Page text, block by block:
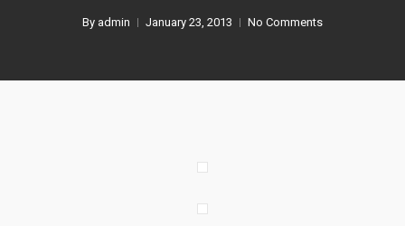
By admin January 23, 2013 No Comments